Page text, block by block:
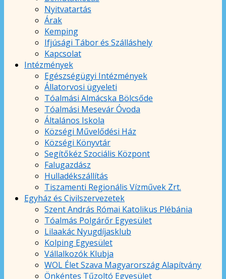
Nyitvatartás
Árak
Kemping
Ifjúsági Tábor és Szálláshely
Kapcsolat
Intézmények
Egészségügyi Intézmények
Állatorvosi ügyeleti
Tóalmási Almácska Bölcsőde
Tóalmási Mesevár Óvoda
Általános Iskola
Községi Művelődési Ház
Községi Könyvtár
Segítőkéz Szociális Központ
Falugazdász
Hulladékszállítás
Tiszamenti Regionális Vízművek Zrt.
Egyház és Civilszervezetek
Szent András Római Katolikus Plébánia
Tóalmás Polgárőr Egyesület
Lilaakác Nyugdíjasklub
Kolping Egyesület
Vállalkozók Klubja
WOL Élet Szava Magyarország Alapítvány
Önkéntes Tűzoltó Egyesület